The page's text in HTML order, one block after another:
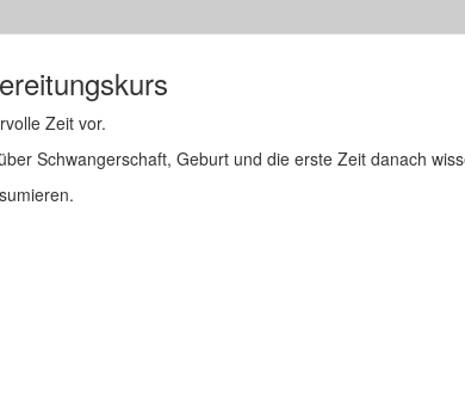
Zeit vor.
Schwangerschaft, Geburt und die erste Zeit danach